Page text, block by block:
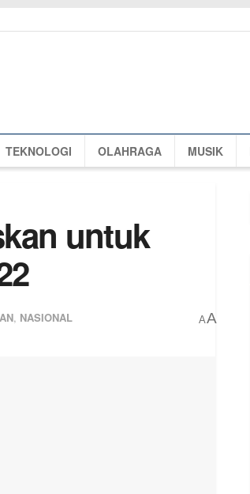
TEKNOLOGI OLAHRAGA MUSIK
untuk
, NASIONAL AA